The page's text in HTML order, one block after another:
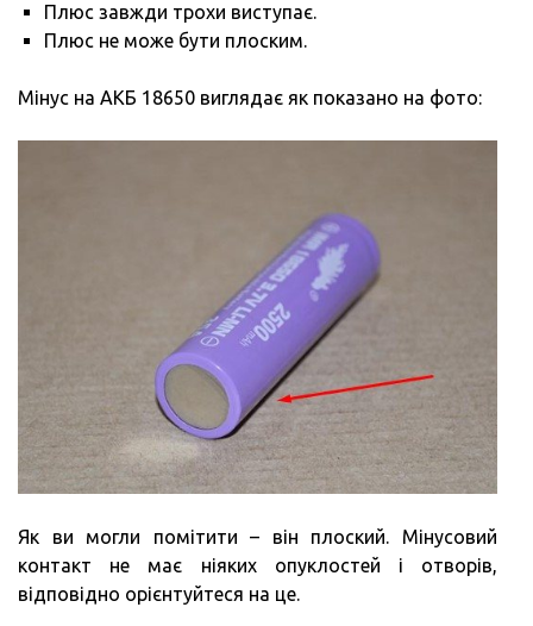
Плюс завжди трохи виступає.
Плюс не може бути плоским.
Мінус на АКБ 18650 виглядає як показано на фото:
Як ви могли помітити – він плоский. Мінусовий
контакт не має ніяких опуклостей і отворів,
відповідно орієнтуйтеся на це.